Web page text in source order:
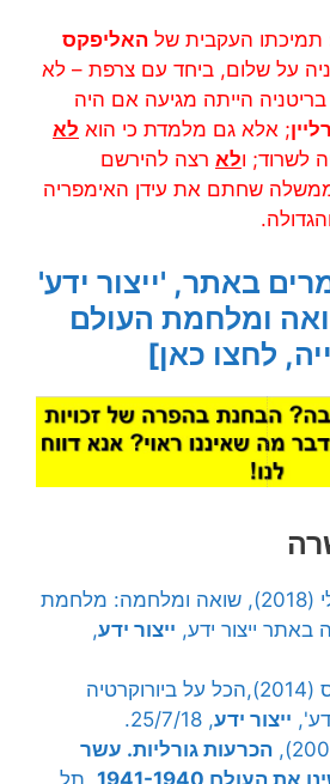
תמיכתו העקבית של האליפקס
על שלום, ביחד עם צרפת – לא
הייתה מגיעה אם היה
; אלא גם מלמדת כי הוא לא
לשרוד; ולא רצה להירשם
שחתם את עידן האימפריה
באתר, 'ייצור ידע'
ומלחמת העולם
לחצו כאן]
פנחס יחזקאלי (2018), שואה ומלחמה: מלחמת
באתר ייצור ידע, ייצור ידע,
יחזקאלי פנחס (2014),הכל על ביורוקרטיה
ייצור ידע, 25/7/18.
הכרעות גורליות. עשר